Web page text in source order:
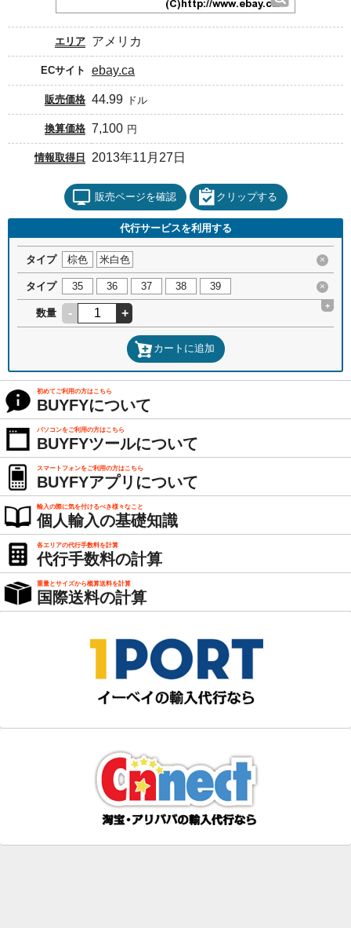
エリア アメリカ
ECサイト ebay.ca
販売価格 44.99 ドル
換算価格 7,100 円
情報取得日 2013年11月27日
販売ページを確認 クリップする
代行サービスを利用する
タイプ 棕色 米白色 ×
タイプ 35 36 37 38 39 ×
数量 - +
+
カートに追加
初めてご利用の方はこちら
BUYFYについて
パソコンをご利用の方はこちら
BUYFYツールについて
スマートフォンをご利用の方はこちら
BUYFYアプリについて
輸入の際に気を付けるべき様々なこと
個人輸入の基礎知識
各エリアの代行手数料を計算
代行手数料の計算
重量とサイズから概算送料を計算
国際送料の計算